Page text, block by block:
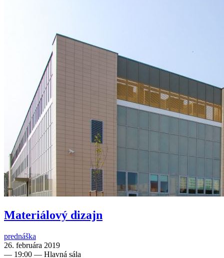
Materiálový dizajn
prednáška
26. februára 2019
— 19:00 — Hlavná sála